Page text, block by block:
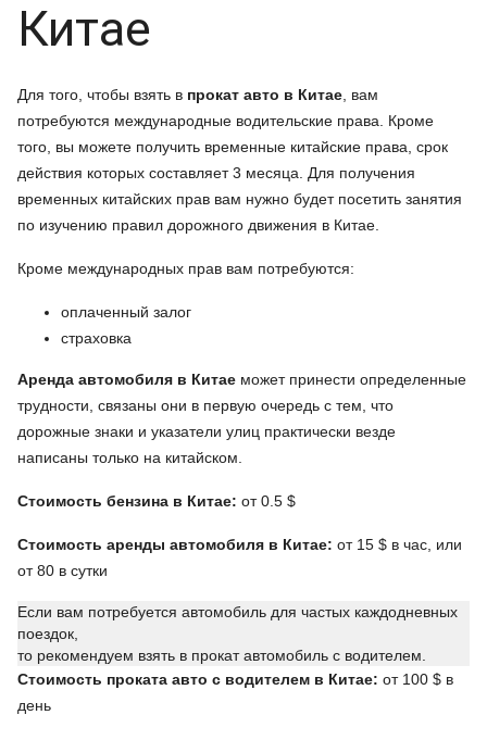
Китае
Для того, чтобы взять в прокат авто в Китае , вам
потребуются международные водительские права. Кроме
того, вы можете получить временные китайские права, срок
действия которых составляет 3 месяца. Для получения
временных китайских прав вам нужно будет посетить занятия
по изучению правил дорожного движения в Китае.
Кроме международных прав вам потребуются:
оплаченный залог
страховка
Аренда автомобиля в Китае может принести определенные
трудности, связаны они в первую очередь с тем, что
дорожные знаки и указатели улиц практически везде
написаны только на китайском.
Стоимость бензина в Китае: от 0.5 $
Стоимость аренды автомобиля в Китае: от 15 $ в час, или
от 80 в сутки
Если вам потребуется автомобиль для частых каждодневных
поездок,
то рекомендуем взять в прокат автомобиль с водителем.
Стоимость проката авто с водителем в Китае: от 100 $ в
день